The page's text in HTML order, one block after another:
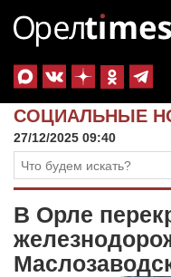
СОЦИАЛЬНЫЕ
27/12/2025 09:40
В Орле